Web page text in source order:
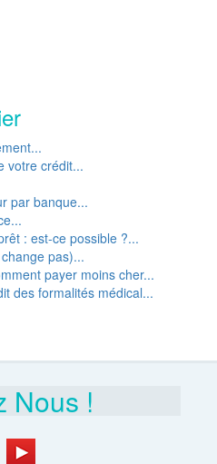
votre crédit...
par banque...
: est-ce possible ?...
pas)...
payer moins cher...
des formalités médical...
Nous !